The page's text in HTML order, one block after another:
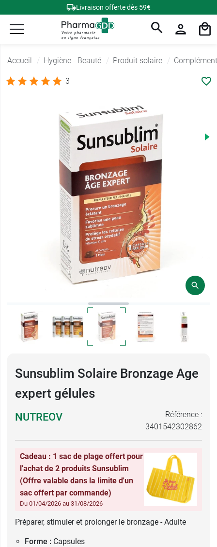
Livraison offerte dès 59€
Accueil Hygiène - Beauté Produit solaire
3
Sunsublim Solaire Bronzage Age
expert gélules
NUTREOV
Référence :
3401542302862
Cadeau : 1 sac de plage offert pour
l'achat de 2 produits Sunsublim
(Offre valable dans la limite d'un
sac offert par commande)
Du 01/04/2026 au 31/08/2026
Préparer, stimuler et prolonger le bronzage - Adulte
Forme : Capsules